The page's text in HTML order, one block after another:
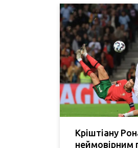
Кріштіану
неймовірним